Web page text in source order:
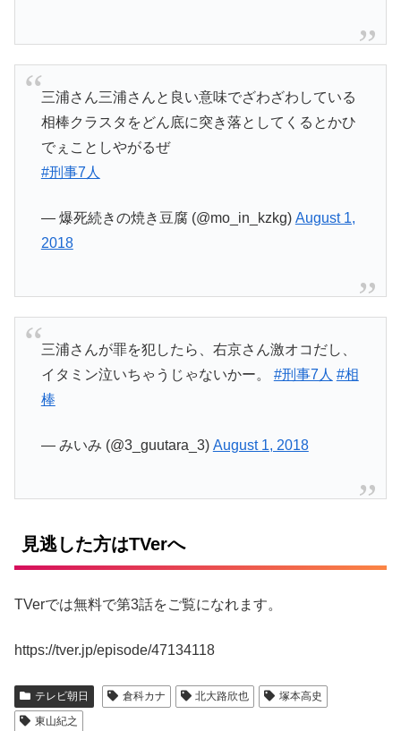
三浦さん三浦さんと良い意味でざわざわしている
相棒クラスタをどん底に突き落としてくるとかひ
でぇことしやがるぜ
#刑事7人
— 爆死続きの焼き豆腐 (@mo_in_kzkg) August 1,
2018
三浦さんが罪を犯したら、右京さん激オコだし、
イタミン泣いちゃうじゃないかー。 #刑事7人 #相
棒
— みいみ (@3_guutara_3) August 1, 2018
見逃した方はTVerへ
TVerでは無料で第3話をご覧になれます。
https://tver.jp/episode/47134118
テレビ朝日 倉科カナ 北大路欣也
塚本高史
東山紀之